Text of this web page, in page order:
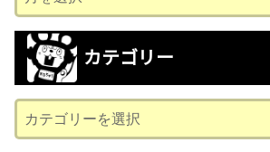
ー
カ
ブ
カテゴリー
テ